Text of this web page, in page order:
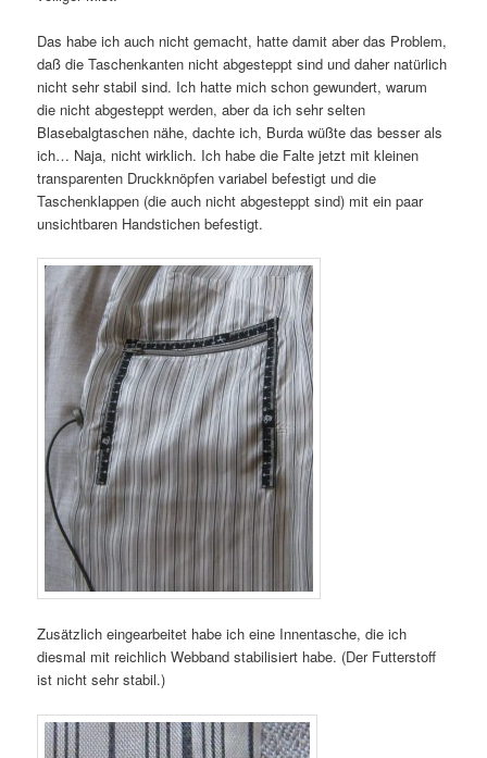
Das habe ich auch nicht gemacht, hatte damit aber das Problem,
daß die Taschenkanten nicht abgesteppt sind und daher natürlich
nicht sehr stabil sind. Ich hatte mich schon gewundert, warum
die nicht abgesteppt werden, aber da ich sehr selten
Blasebalgtaschen nähe, dachte ich, Burda wüßte das besser als
ich… Naja, nicht wirklich. Ich habe die Falte jetzt mit kleinen
transparenten Druckknöpfen variabel befestigt und die
Taschenklappen (die auch nicht abgesteppt sind) mit ein paar
unsichtbaren Handstichen befestigt.
Zusätzlich eingearbeitet habe ich eine Innentasche, die ich
diesmal mit reichlich Webband stabilisiert habe. (Der Futterstoff
ist nicht sehr stabil.)